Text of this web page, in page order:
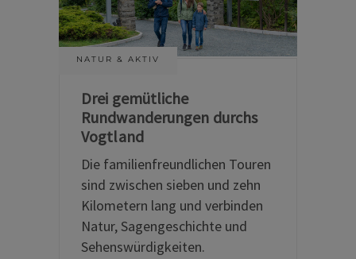
NATUR & AKTIV
Drei gemütliche
Rundwanderungen durchs
Vogtland
Die familienfreundlichen Touren
sind zwischen sieben und zehn
Kilometern lang und verbinden
Natur, Sagengeschichte und
Sehenswürdigkeiten.